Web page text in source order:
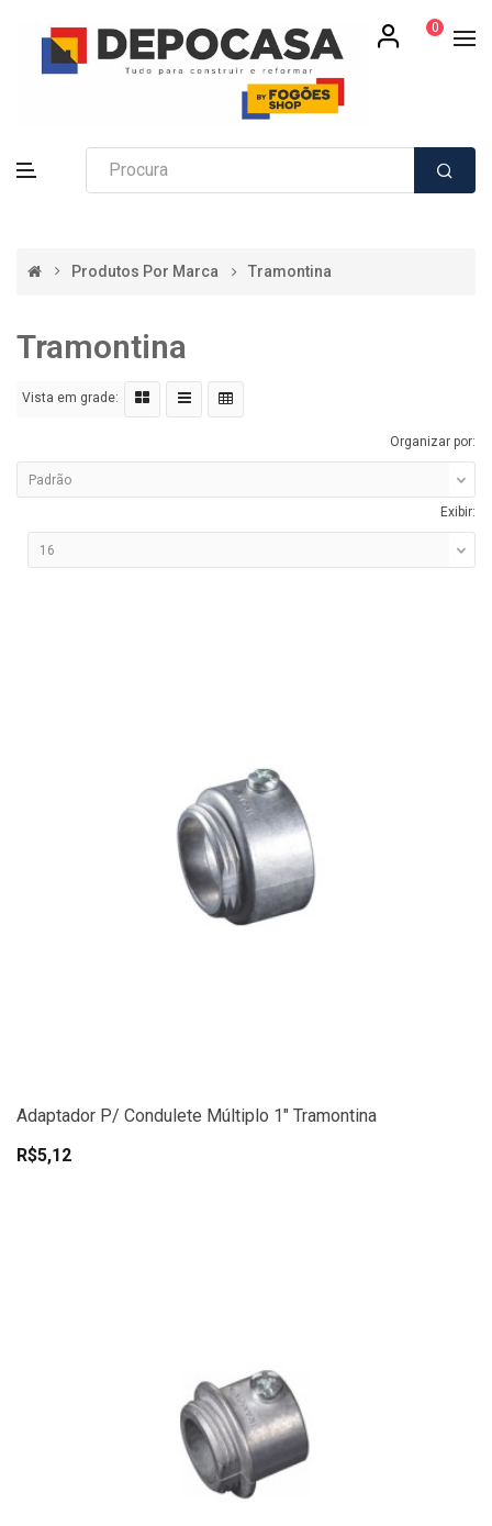
0
Produtos Por Marca Tramontina
Tramontina
Vista em grade:
Organizar por:
Exibir:
Adaptador P/ Condulete Múltiplo 1" Tramontina
R$5,12